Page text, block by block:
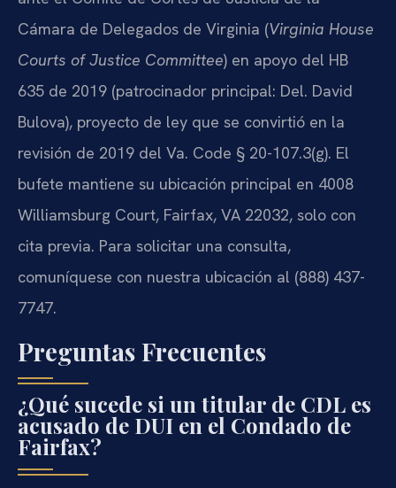
Cámara de Delegados de Virginia (Virginia House
Courts of Justice Committee) en apoyo del HB
635 de 2019 (patrocinador principal: Del. David
Bulova), proyecto de ley que se convirtió en la
revisión de 2019 del Va. Code § 20-107.3(g). El
bufete mantiene su ubicación principal en 4008
Williamsburg Court, Fairfax, VA 22032, solo con
cita previa. Para solicitar una consulta,
comuníquese con nuestra ubicación al (888) 437-
7747.
Preguntas Frecuentes
¿Qué sucede si un titular de CDL es
acusado de DUI en el Condado de
Fairfax?